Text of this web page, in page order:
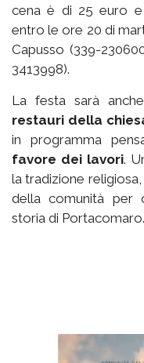
cena è di 25 euro
entro le ore 20 di
Capusso (339-
3413998).
La festa sarà
restauri della
in programma
favore dei lavori.
la tradizione
della comunità per
storia di Portacomaro.